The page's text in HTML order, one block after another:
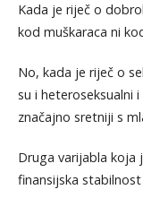
Kada je riječ o
kod muškaraca ni
No, kada je riječ o
su i heteroseksualni
značajno sretniji s
Druga varijabla koja
finansijska stabilnost